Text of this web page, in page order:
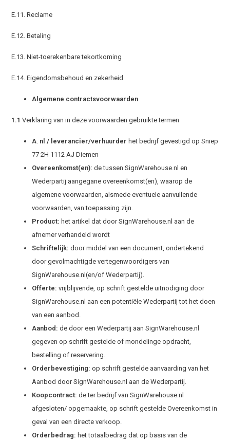
E.11. Reclame
E.12. Betaling
E.13. Niet-toerekenbare tekortkoming
E.14. Eigendomsbehoud en zekerheid
Algemene contractsvoorwaarden
1.1 Verklaring van in deze voorwaarden gebruikte termen
A nl / leverancier/verhuurderhet bedrijf gevestigd op Sniep
77 2H 1112 AJ Diemen
Overeenkomst(en):de tussen SignWarehouse.nl en
Wederpartij aangegane overeenkomst(en), waarop de
algemene voorwaarden, alsmede eventuele aanvullende
voorwaarden, van toepassing zijn.
Product:het artikel dat door SignWarehouse.nl aan de
afnemer verhandeld wordt
Schriftelijk:door middel van een document, ondertekend
door gevolmachtigde vertegenwoordigers van
SignWarehouse.nl(en/of Wederpartij).
Offerte:vrijblijvende, op schrift gestelde uitnodiging door
SignWarehouse.nl aan een potentiële Wederpartij tot het doen
van een aanbod.
Aanbod:de door een Wederpartij aan SignWarehouse.nl
gegeven op schrift gestelde of mondelinge opdracht,
bestelling of reservering.
Orderbevestiging:op schrift gestelde aanvaarding van het
Aanbod door SignWarehouse.nl aan de Wederpartij.
Koopcontract:de ter bedrijf van SignWarehouse.nl
afgesloten/ opgemaakte, op schrift gestelde Overeenkomst in
geval van een directe verkoop.
Orderbedrag:het totaalbedrag dat op basis van de